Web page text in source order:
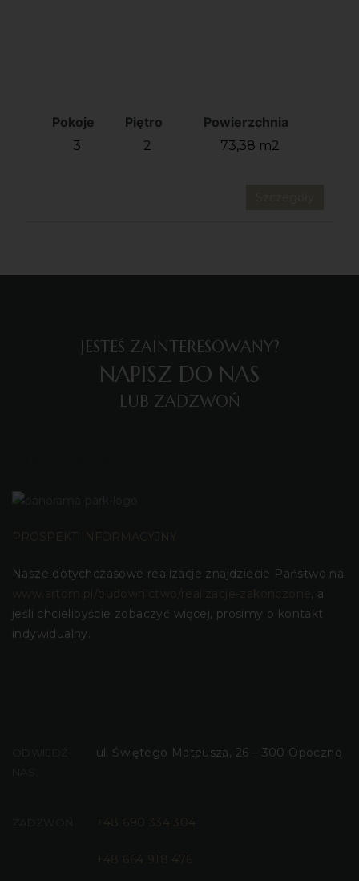
Pokoje Piętro Powierzchnia
3 2 73,38 m2
JESTEŚ ZAINTERESOWANY?
NAPISZ DO NAS
LUB ZADZWOŃ
PROSPEKT INFORMACYJNY
Nasze dotychczasowe realizacje znajdziecie Państwo na
www.artom.pl/budownictwo/realizacje-zakonczone , a
jeśli chcielibyście zobaczyć więcej, prosimy o kontakt
indywidualny.
ul. Świętego Mateusza, 26 – 300 Opoczno
+48 690 334 304
+48 664 918 476